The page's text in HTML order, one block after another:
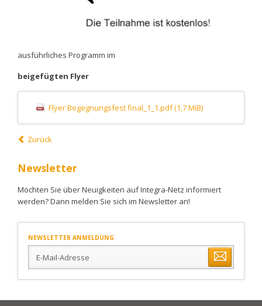
ausführliches Programm im
beigefügten Flyer
Flyer Begegnungsfest final_1_1.pdf(1,7 MiB)
Zurück
Newsletter
Möchten Sie über Neuigkeiten auf Integra-Netz informiert
werden? Dann melden Sie sich im Newsletter an!
NEWSLETTER ANMELDUNG
Mail-